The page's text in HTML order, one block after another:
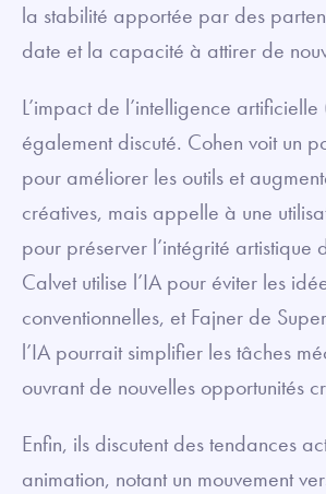
la stabilité apportée par des
date et la capacité à attirer de
L’impact de l’intelligence artificielle
également discuté. Cohen voit un
pour améliorer les outils et
créatives, mais appelle à une
pour préserver l’intégrité artistique
Calvet utilise l’IA pour éviter les
conventionnelles, et Fajner de
l’IA pourrait simplifier les tâches
ouvrant de nouvelles opportunités
Enfin, ils discutent des tendances
animation, notant un mouvement